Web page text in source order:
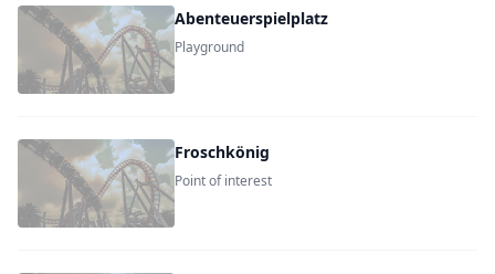
Abenteuerspielplatz
Playground
Froschkönig
Point of interest